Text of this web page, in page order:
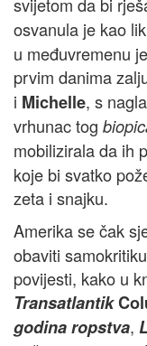
osvanula je kao
u međuvremenu
prvim danima
i Michelle, s
vrhunac tog
mobilizirala da ih
koje bi svatko
zeta i snajku.
Amerika se čak
obaviti
povijesti, kako u
Transatlantik
godina ropstva,